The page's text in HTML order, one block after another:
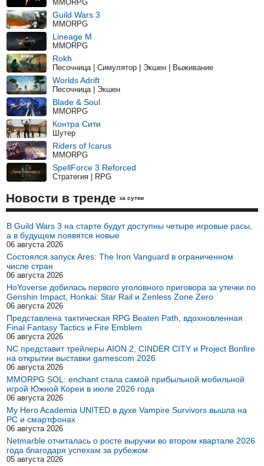
MMORPG
Guild Wars 3
MMORPG
Lineage M
MMORPG
Rokh
Песочница | Симулятор | Экшен | Выживание
Worlds Adrift
Песочница | Экшен
Blade & Soul
MMORPG
Контра Сити
Шутер
Riders of Icarus
MMORPG
SpellForce 3 Reforced
Стратегия | RPG
Новости в тренде за сутки
В Guild Wars 3 на старте будут доступны четыре игровые расы,
а в будущем появятся новые
06 августа 2026
Состоялся запуск Ares: The Iron Vanguard в ограниченном
числе стран
06 августа 2026
HoYoverse добилась первого уголовного приговора за утечки по
Genshin Impact, Honkai: Star Rail и Zenless Zone Zero
06 августа 2026
Представлена тактическая RPG Beaten Path, вдохновленная
Final Fantasy Tactics и Fire Emblem
06 августа 2026
NC представит трейлеры AION 2, CINDER CITY и Project Bonfire
на открытии выставки gamescom 2026
06 августа 2026
MMORPG SOL: enchant стала самой прибыльной мобильной
игрой Южной Кореи в июле 2026 года
06 августа 2026
My Hero Academia UNITED в духе Vampire Survivors вышла на
PC и смартфонах
06 августа 2026
Netmarble отчиталась о росте выручки во втором квартале 2026
года благодаря успехам за рубежом
05 августа 2026